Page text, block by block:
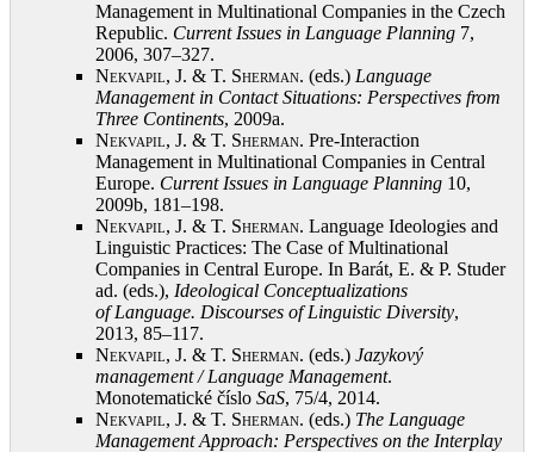
Management in Multinational Companies in the Czech
Republic. Current Issues in Language Planning 7,
2006, 307–327.
Nekvapil, J. & T. Sherman. (eds.) Language
Management in Contact Situations: Perspectives from
Three Continents, 2009a.
Nekvapil, J. & T. Sherman. Pre-Interaction
Management in Multinational Companies in Central
Europe. Current Issues in Language Planning 10,
2009b, 181–198.
Nekvapil, J. & T. Sherman. Language Ideologies and
Linguistic Practices: The Case of Multinational
Companies in Central Europe. In Barát, E. & P. Studer
ad. (eds.), Ideological Conceptualizations
of Language. Discourses of Linguistic Diversity,
2013, 85–117.
Nekvapil, J. & T. Sherman. (eds.) Jazykový
management / Language Management.
Monotematické číslo SaS, 75/4, 2014.
Nekvapil, J. & T. Sherman. (eds.) The Language
Management Approach: Perspectives on the Interplay